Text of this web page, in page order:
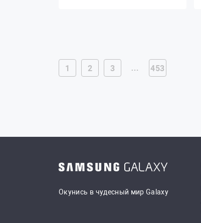
1 2 3 … 453
Окунись в чудесный мир Galaxy